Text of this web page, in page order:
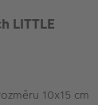
LITTLE
10x15 cm